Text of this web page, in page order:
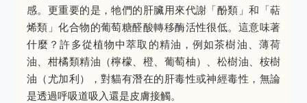
感。更重要的是，牠們的肝臟用來代謝「酚類」和「萜
烯類」化合物的葡萄糖醛酸轉移酶活性很低。這意味著
什麼？許多從植物中萃取的精油，例如茶樹油、薄荷
油、柑橘類精油（檸檬、橙、葡萄柚）、松樹油、桉樹
油（尤加利），對貓有潛在的肝毒性或神經毒性，無論
是透過呼吸道吸入還是皮膚接觸。